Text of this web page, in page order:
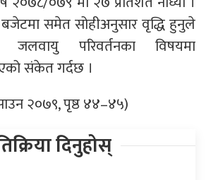
बजेटमा समेत सोहीअनुसार वृद्धि हुनुले
जलवायु परिवर्तनका विषयमा
संकेत गर्दछ ।
२०७९, पृष्ठ ४४–४५)
दिनुहोस्